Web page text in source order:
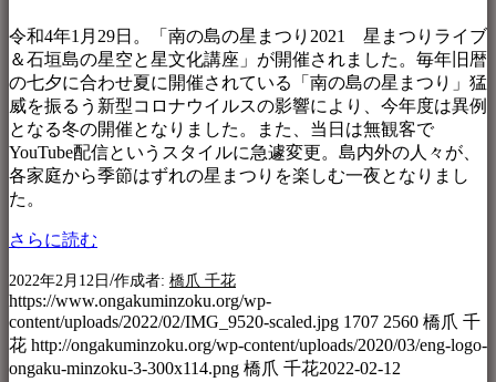
令和4年1月29日。「南の島の星まつり2021 星まつりライブ
＆石垣島の星空と星文化講座」が開催されました。毎年旧暦
の七夕に合わせ夏に開催されている「南の島の星まつり」猛
威を振るう新型コロナウイルスの影響により、今年度は異例
となる冬の開催となりました。また、当日は無観客で
YouTube配信というスタイルに急遽変更。島内外の人々が、
各家庭から季節はずれの星まつりを楽しむ一夜となりまし
た。
さらに読む
2022年2月12日 /作成者: 橋爪 千花
https://www.ongakuminzoku.org/wp-
content/uploads/2022/02/IMG_9520-scaled.jpg 1707 2560 橋爪 千
花 http://ongakuminzoku.org/wp-content/uploads/2020/03/eng-logo-
ongaku-minzoku-3-300x114.png 橋爪 千花2022-02-12